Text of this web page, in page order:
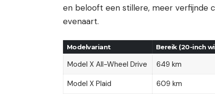
en belooft een stillere, meer verfijnde
evenaart.
Modelvariant Bereik (20-inch
Model X All-Wheel Drive 649 km
Model X Plaid
609 km